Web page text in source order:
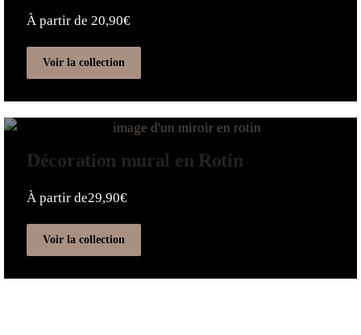
À partir de 20,90€
Voir la collection
Décoration mural en Rotin
À partir de29,90€
Voir la collection